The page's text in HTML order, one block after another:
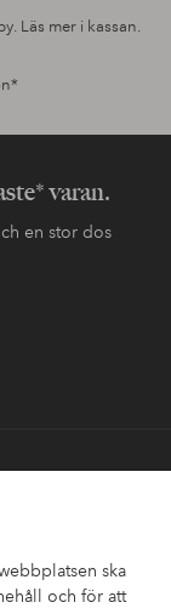
ska
och för att
Läs mer i kassan.
varan.
en stor dos
Här finns